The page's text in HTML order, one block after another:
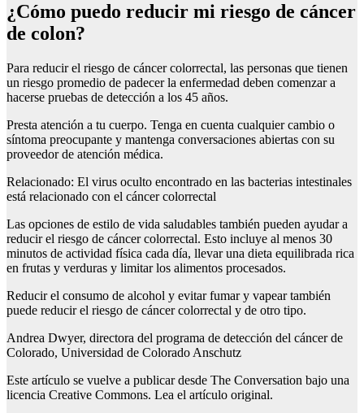
¿Cómo puedo reducir mi riesgo de cáncer
de colon?
Para reducir el riesgo de cáncer colorrectal, las personas que tienen
un riesgo promedio de padecer la enfermedad deben comenzar a
hacerse pruebas de detección a los 45 años.
Presta atención a tu cuerpo. Tenga en cuenta cualquier cambio o
síntoma preocupante y mantenga conversaciones abiertas con su
proveedor de atención médica.
Relacionado: El virus oculto encontrado en las bacterias intestinales
está relacionado con el cáncer colorrectal
Las opciones de estilo de vida saludables también pueden ayudar a
reducir el riesgo de cáncer colorrectal. Esto incluye al menos 30
minutos de actividad física cada día, llevar una dieta equilibrada rica
en frutas y verduras y limitar los alimentos procesados.
Reducir el consumo de alcohol y evitar fumar y vapear también
puede reducir el riesgo de cáncer colorrectal y de otro tipo.
Andrea Dwyer, directora del programa de detección del cáncer de
Colorado, Universidad de Colorado Anschutz
Este artículo se vuelve a publicar desde The Conversation bajo una
licencia Creative Commons. Lea el artículo original.